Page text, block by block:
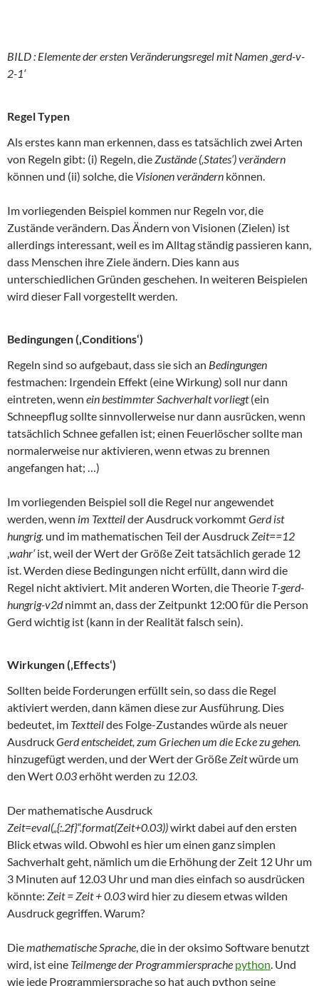
BILD : Elemente der ersten Veränderungsregel mit Namen ‚gerd-v-
2-1‘
Regel Typen
Als erstes kann man erkennen, dass es tatsächlich zwei Arten
von Regeln gibt: (i) Regeln, dieZustände (‚States‘) verändern
können und (ii) solche, die Visionenverändern können.
Im vorliegenden Beispiel kommen nur Regeln vor, die
Zustände verändern. Das Ändern von Visionen (Zielen) ist
allerdings interessant, weil es im Alltag ständig passieren kann,
dass Menschen ihre Ziele ändern. Dies kann aus
unterschiedlichen Gründen geschehen. In weiteren Beispielen
wird dieser Fall vorgestellt werden.
Bedingungen (‚Conditions‘)
Regeln sind so aufgebaut, dass sie sich an Bedingungen
festmachen: Irgendein Effekt (eine Wirkung) soll nur dann
eintreten, wenn ein bestimmter Sachverhalt vorliegt(ein
Schneepflug sollte sinnvollerweise nur dann ausrücken, wenn
tatsächlich Schnee gefallen ist; einen Feuerlöscher sollte man
normalerweise nur aktivieren, wenn etwas zu brennen
angefangen hat; …)
Im vorliegenden Beispiel soll die Regel nur angewendet
werden, wenn im Textteilder Ausdruck vorkommtGerd ist
hungrig. und im mathematischen Teil der AusdruckZeit==12
‚wahr‘ist, weil der Wert der Größe Zeit tatsächlich gerade 12
ist. Werden diese Bedingungen nicht erfüllt, dann wird die
Regel nicht aktiviert. Mit anderen Worten, die Theorie T-gerd-
hungrig-v2dnimmt an, dass der Zeitpunkt 12:00 für die Person
Gerd wichtig ist (kann in der Realität falsch sein).
Wirkungen (‚Effects‘)
Sollten beide Forderungen erfüllt sein, so dass die Regel
aktiviert werden, dann kämen diese zur Ausführung. Dies
bedeutet, im Textteildes Folge-Zustandes würde als neuer
AusdruckGerd entscheidet, zum Griechen um die Ecke zu gehen.
hinzugefügt werden, und der Wert der GrößeZeitwürde um
den Wert0.03erhöht werden zu 12.03.
Der mathematische Ausdruck
Zeit=eval(„{:.2f}“.format(Zeit+0.03))wirkt dabei auf den ersten
Blick etwas wild. Obwohl es hier um einen ganz simplen
Sachverhalt geht, nämlich um die Erhöhung der Zeit 12 Uhr um
3 Minuten auf 12.03 Uhr und man dies einfach so ausdrücken
könnte: Zeit = Zeit + 0.03wird hier zu diesem etwas wilden
Ausdruck gegriffen. Warum?
Diemathematische Sprache, die in der oksimo Software benutzt
wird, ist eine Teilmenge der Programmiersprache python. Und
wie jede Programmiersprache so hat auch python seine